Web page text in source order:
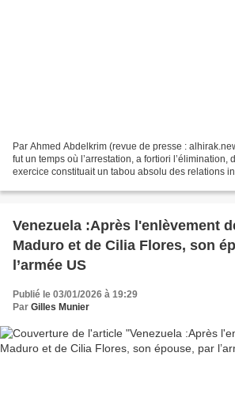
Par Ahmed Abdelkrim (revue de presse :
fut un temps où l’arrestation, a fortiori l’élimination,
exercice constituait un tabou absolu des relations
Venezuela :Après l'enlèvement
Maduro et de Cilia Flores, son
l’armée US
Publié le 03/01/2026 à 19:29
Par Gilles Munier